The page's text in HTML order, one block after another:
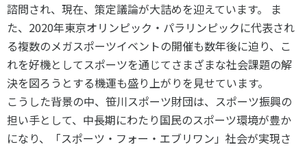
知る学ぶ
ニュース
お問い合わせ・お申し込み
調査・研究
スポーツライフ・データ
スポーツ白書
政策提言
子どものスポーツ
諮問され、現在、策定議論が大詰めを迎えています。 ま
た、2020年東京オリンピック・パラリンピックに代表され
る複数のメガスポーツイベントの開催も数年後に迫り、こ
れを好機としてスポーツを通じてさまざまな社会課題の解
決を図ろうとする機運も盛り上がりを見せています。
こうした背景の中、笹川スポーツ財団は、スポーツ振興の
担い手として、中長期にわたり国民のスポーツ環境が豊か
になり、「スポーツ・フォー・エブリワン」社会が実現さ